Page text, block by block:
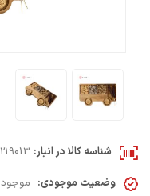
شناسه کالا در انبار:
وضعیت موجودی: